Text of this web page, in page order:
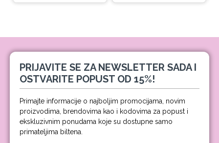
PRIJAVITE SE ZA NEWSLETTER SADA I
OSTVARITE POPUST OD 15%!
Primajte informacije o najboljim promocijama, novim
proizvodima, brendovima kao i kodovima za popust i
ekskluzivnim ponudama koje su dostupne samo
primateljima biltena.